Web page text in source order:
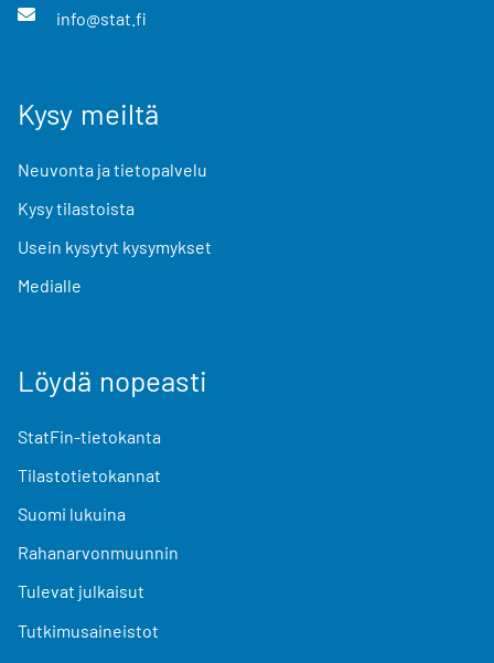
info@stat.fi
Kysy meiltä
Neuvonta ja tietopalvelu
Kysy tilastoista
Usein kysytyt kysymykset
Medialle
Löydä nopeasti
StatFin-tietokanta
Tilastotietokannat
Suomi lukuina
Rahanarvonmuunnin
Tulevat julkaisut
Tutkimusaineistot